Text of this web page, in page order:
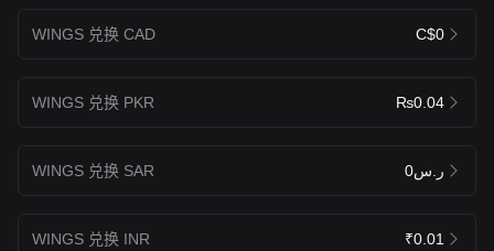
WINGS 兑换 CAD C$0
WINGS 兑换 PKR ₨0.04
WINGS 兑换 SAR ر.س0
WINGS 兑换 INR ₹0.01